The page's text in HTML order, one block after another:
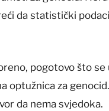
da statistički
pogotovo što se
optužnica za
da nema svjedoka.